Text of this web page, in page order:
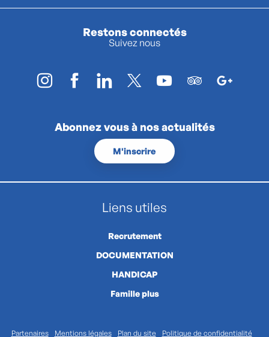
Restons connectés
Suivez nous
Abonnez vous à nos actualités
M'inscrire
Liens utiles
Recrutement
DOCUMENTATION
HANDICAP
Famille plus
Partenaires Mentions légales Plan du site Politique de confidentialité